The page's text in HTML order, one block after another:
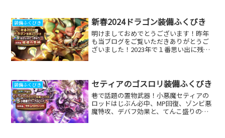
装備ふくびき 新春2024ドラゴン装備ふくびき
明けましておめでとうございます！昨年
も当ブログをご覧いただきありがとうご
ざいました！2023年で１番思い出に残っ
2024...
装備ふくびき セティアのゴスロリ装備ふくびき
巷で話題の置物武器！小悪魔セティアの
ロッドはじぶん必中、MP回復、ゾンビ悪
魔特攻、デバフ効果と、てんこ盛りの性